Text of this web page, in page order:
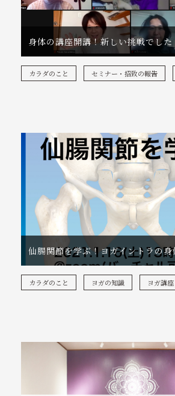
ヨガを楽しもう
お知らせ
コラム
tel. 090-8299-0649
受付時間：9:00～18:00（毎週水曜～土曜）
カラダのこと セミナー・招致の報告
身体の講座開講！新しい挑戦でした
カラダのこと ヨガの知識 ヨガ講座